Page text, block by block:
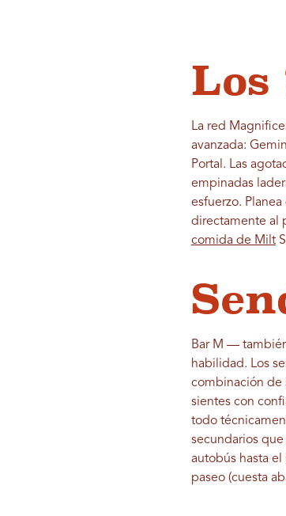
Los
La red
avanzada:
Portal. Las
empinadas
esfuerzo.
directamente al
comida de Milt
Bar M —
habilidad. Los
combinación de
sientes con
todo
secundarios
autobús hasta
paseo (cuesta